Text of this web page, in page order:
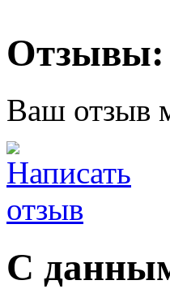
Отзывы:
Ваш отзыв
С